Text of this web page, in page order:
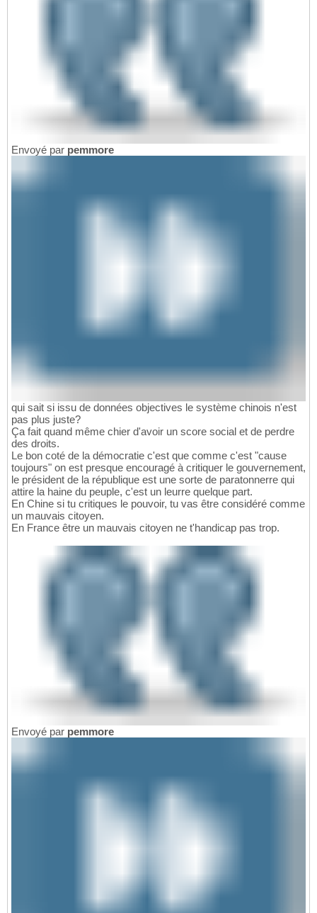
Envoyé par pemmore
qui sait si issu de données objectives le système chinois n'est
pas plus juste?
Ça fait quand même chier d'avoir un score social et de perdre
des droits.
Le bon coté de la démocratie c'est que comme c'est "cause
toujours" on est presque encouragé à critiquer le gouvernement,
le président de la république est une sorte de paratonnerre qui
attire la haine du peuple, c'est un leurre quelque part.
En Chine si tu critiques le pouvoir, tu vas être considéré comme
un mauvais citoyen.
En France être un mauvais citoyen ne t'handicap pas trop.
Envoyé par pemmore